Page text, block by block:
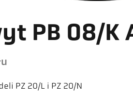
PB 08/K
PZ 20/L i PZ 20/N